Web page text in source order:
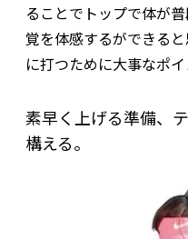
ることでトップで体が
覚を体感するができる
に打つために大事なポイ
素早く上げる準備、
構える。